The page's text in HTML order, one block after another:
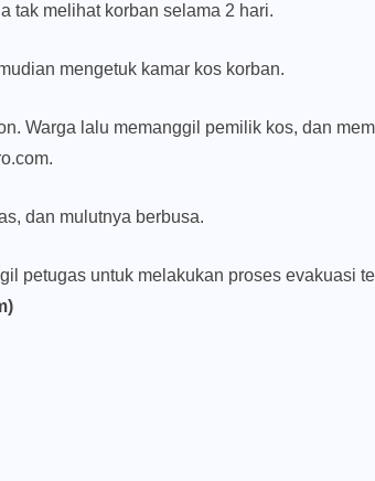
tak melihat korban selama 2 hari.
mengetuk kamar kos korban.
Warga lalu memanggil pemilik kos, dan
dan mulutnya berbusa.
petugas untuk melakukan proses evakuasi